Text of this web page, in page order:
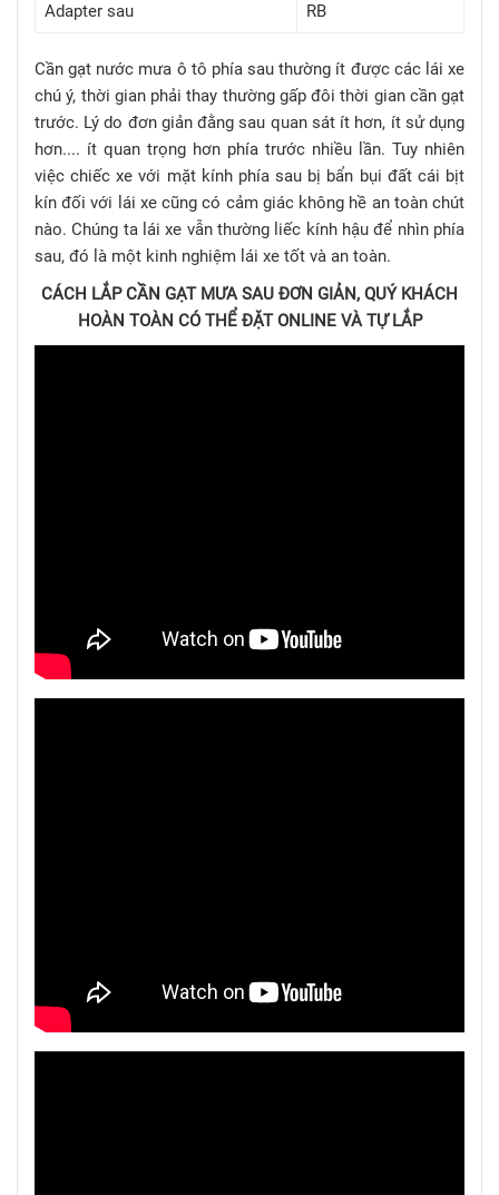
Adapter sau RB
Cần gạt nước mưa ô tô phía sau thường ít được các lái xe
chú ý, thời gian phải thay thường gấp đôi thời gian cần gạt
trước. Lý do đơn giản đằng sau quan sát ít hơn, ít sử dụng
hơn.... ít quan trọng hơn phía trước nhiều lần. Tuy nhiên
việc chiếc xe với mặt kính phía sau bị bẩn bụi đất cái bịt
kín đối với lái xe cũng có cảm giác không hề an toàn chút
nào. Chúng ta lái xe vẫn thường liếc kính hậu để nhìn phía
sau, đó là một kinh nghiệm lái xe tốt và an toàn.
CÁCH LẮP CẦN GẠT MƯA SAU ĐƠN GIẢN, QUÝ KHÁCH
HOÀN TOÀN CÓ THỂ ĐẶT ONLINE VÀ TỰ LẮP